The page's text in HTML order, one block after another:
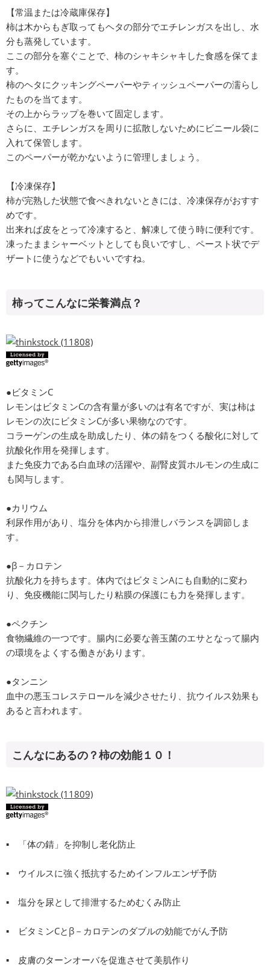
【常温または冷蔵庫保存】
柿は木からもぎ取ってもヘタの部分でエチレンガスを出し、水
分も蒸発しています。
ここの部分を塞ぐことで、柿のシャキシャキした食感を保てま
す。
柿のヘタにクッキングペーパーやティッシュペーパーの濡らし
たものを当てます。
その上からラップを巻いて固定します。
さらに、エチレンガスを周りに拡散しないためにビニール袋に
入れて保管します。
このペーパーが乾かないように管理しましょう。
【冷凍保存】
柿が完熟した状態で食べきれないときには、冷凍保存がおすす
めです。
出来れば皮をとって冷凍すると、解凍して使う時に便利です。
凍ったままシャーベットとしても良いですし、ペースト状でデ
ザートに使うなどでもいいですね。
柿ってこんなに栄養満点？
●ビタミンC
レモンはビタミンCの含有量が多いのは有名ですが、実は柿は
レモンの次にビタミンCが多い果物なのです。
コラーゲンの生成を助成したり、体の錆をつくる酸化に対して
抗酸化作用を発揮します。
また免疫力である白血球の活躍や、副腎皮質ホルモンの生成に
も関与します。
●カリウム
利尿作用があり、塩分を体内から排泄しバランスを調節しま
す。
●β－カロテン
抗酸化力を持ちます。体内ではビタミンAにも自動的に変わ
り、免疫機能に関与したり粘膜の保護にも力を発揮します。
●ペクチン
食物繊維の一つです。腸内に必要な善玉菌のエサとなって腸内
の環境をよくする働きがあります。
●タンニン
血中の悪玉コレステロールを減少させたり、抗ウイルス効果も
あると言われます。
こんなにあるの？柿の効能１０！
▪ 「体の錆」を抑制し老化防止
▪ ウイルスに強く抵抗するためインフルエンザ予防
▪ 塩分を尿として排泄するためむくみ防止
▪ ビタミンCとβ－カロテンのダブルの効能でがん予防
▪ 皮膚のターンオーバを促進させて美肌作り